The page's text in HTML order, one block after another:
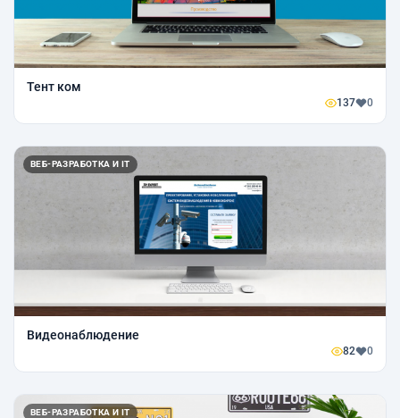
Тент ком
137 0
ВЕБ-РАЗРАБОТКА И IT
Видеонаблюдение
82 0
ВЕБ-РАЗРАБОТКА И IT